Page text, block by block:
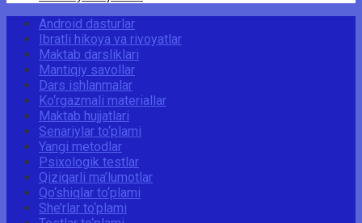
Android dasturlar
Ibratli hikoya va rivoyatlar
Maktab darsliklari
Mantiqiy savollar
Dars ishlanmalar
Ko‘rgazmali materiallar
Maktab hujjatlari
Senariylar to‘plami
Yangi metodlar
Psixologik testlar
Qiziqarli ma’lumotlar
Qo‘shiqlar to‘plami
She’rlar to‘plami